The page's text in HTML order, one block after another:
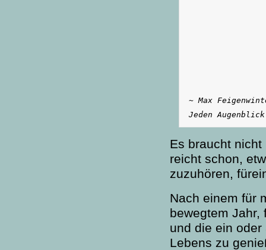
~ Max
Jeden
Es braucht
reicht schon,
zuzuhören,
Nach einem für
bewegtem Jahr,
und die ein
Lebens zu